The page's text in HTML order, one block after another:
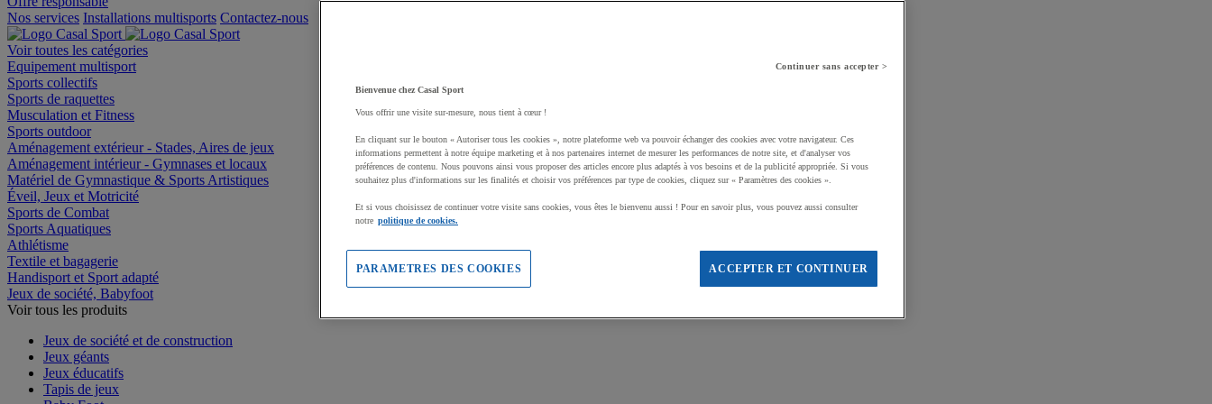
Nos services Installations multisports Contactez-nous
Voir toutes les catégories
Equipement multisport
Sports collectifs
Sports de raquettes
Musculation et Fitness
Sports outdoor
Aménagement extérieur - Stades, Aires de jeux
Aménagement intérieur - Gymnases et locaux
Matériel de Gymnastique & Sports Artistiques
Éveil, Jeux et Motricité
Sports de Combat
Sports Aquatiques
Athlétisme
Textile et bagagerie
Handisport et Sport adapté
Jeux de société, Babyfoot
Voir tous les produits
Jeux de société et de construction
Jeux géants
Jeux éducatifs
Tapis de jeux
Continuer sans accepter >
Bienvenue chez Casal Sport
Vous offrir une visite sur-mesure, nous tient à cœur !
En cliquant sur le bouton « Autoriser tous les cookies », notre plateforme web va pouvoir échanger des cookies avec votre navigateur. Ces
informations permettent à notre équipe marketing et à nos partenaires internet de mesurer les performances de notre site, et d'analyser vos
préférences de contenu. Nous pouvons ainsi vous proposer des articles encore plus adaptés à vos besoins et de la publicité appropriée. Si vous
souhaitez plus d'informations sur les finalités et choisir vos préférences par type de cookies, cliquez sur « Paramètres des cookies ».
Et si vous choisissez de continuer votre visite sans cookies, vous êtes le bienvenu aussi ! Pour en savoir plus, vous pouvez aussi consulter
notre politique de cookies.
ACCEPTER ET CONTINUER
PARAMETRES DES COOKIES